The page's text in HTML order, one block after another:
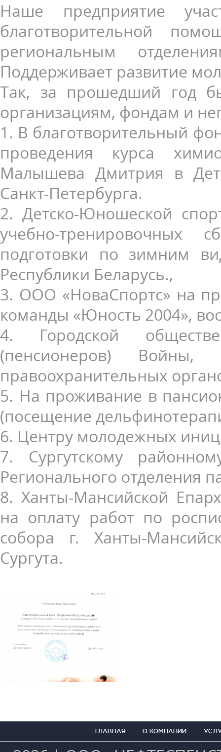
Наше предприятие
благотворительной
региональным
Поддерживает развитие
Так, за прошедший год
организациям, фондам и
1. В благотворительный
проведения курса
Малышева Дмитрия в
Санкт-Петербурга.
2. Детско-Юношеской
учебно-тренировочных
подготовки по зимним
Республики Беларусь.,
3. ООО «НоваСпортс» на
команды «Юность 2004»,
4. Городской
(пенсионеров)
правоохранительных
5. На проживание в
(посещение
6. Центру молодежных
7. Сургутскому
Регионального отделения
8. Ханты-Мансийской
на оплату работ по
собора г. Ханты-
Сургута.
ГЛАВНАЯ О КОМПАНИИ